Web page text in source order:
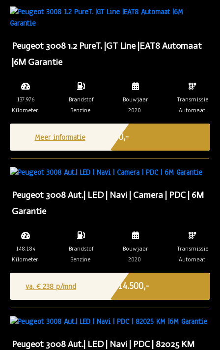
Peugeot 3008 1.2 PureT. |GT Line |EAT8 Automaat
|6M Garantie
137.976
Kilometer
Brandstof
Benzine
Bouwjaar
2020
Transmissie
Automaat
Meer informatie € 0,-
Peugeot 3008 Aut.| LED | Navi | Camera | PDC | 6M
Garantie
148.184
Kilometer
Brandstof
Benzine
Bouwjaar
2020
Transmissie
Automaat
va. € 238 p/mnd € 14.500,-
Peugeot 3008 Aut.| LED | Navi | PDC | 82025 KM